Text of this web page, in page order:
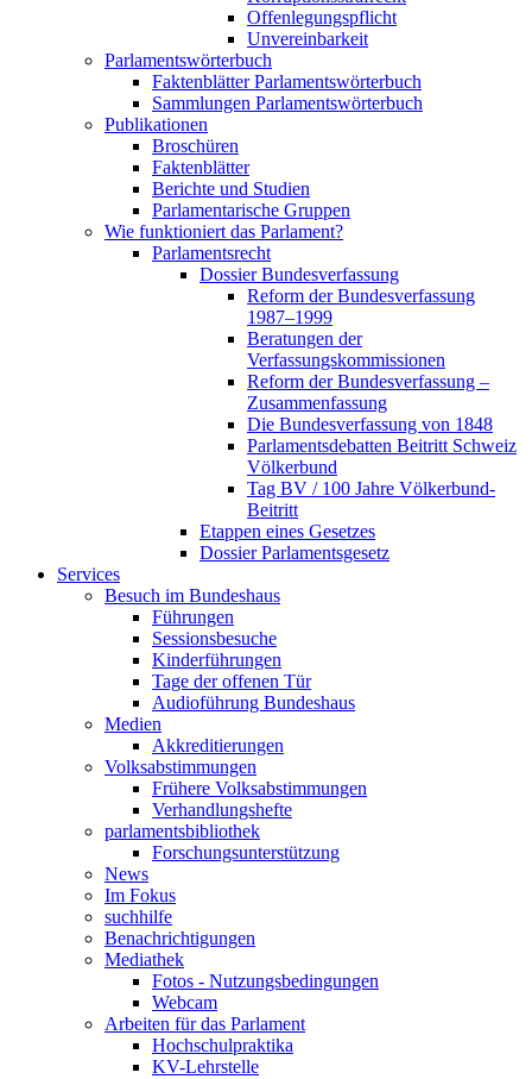
Offenlegungspflicht
Unvereinbarkeit
Parlamentswörterbuch
Faktenblätter Parlamentswörterbuch
Sammlungen Parlamentswörterbuch
Publikationen
Broschüren
Faktenblätter
Berichte und Studien
Parlamentarische Gruppen
Wie funktioniert das Parlament?
Parlamentsrecht
Dossier Bundesverfassung
Reform der Bundesverfassung
1987–1999
Beratungen der
Verfassungskommissionen
Reform der Bundesverfassung –
Zusammenfassung
Die Bundesverfassung von 1848
Parlamentsdebatten Beitritt Schweiz
Völkerbund
Tag BV / 100 Jahre Völkerbund-
Beitritt
Etappen eines Gesetzes
Dossier Parlamentsgesetz
Services
Besuch im Bundeshaus
Führungen
Sessionsbesuche
Kinderführungen
Tage der offenen Tür
Audioführung Bundeshaus
Medien
Akkreditierungen
Volksabstimmungen
Frühere Volksabstimmungen
Verhandlungshefte
parlamentsbibliothek
Forschungsunterstützung
News
Im Fokus
suchhilfe
Benachrichtigungen
Mediathek
Fotos - Nutzungsbedingungen
Webcam
Arbeiten für das Parlament
Hochschulpraktika
KV-Lehrstelle